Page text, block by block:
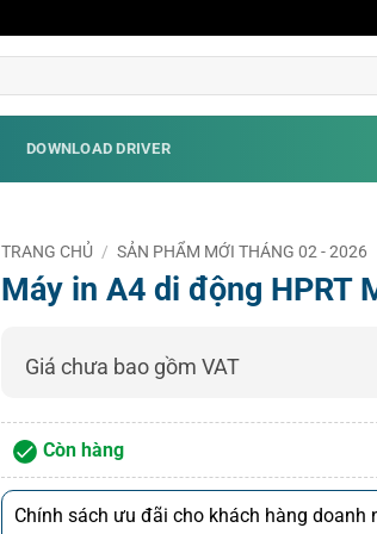
DOWNLOAD DRIVER
TRANG CHỦ / SẢN PHẨM MỚI THÁNG 02 - 2026
Máy in A4 di động HPRT
Giá chưa bao gồm VAT
Còn hàng
Chính sách ưu đãi cho khách hàng doanh